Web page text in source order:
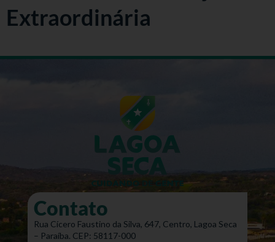
Extraordinária
Contato
Rua Cícero Faustino da Silva, 647, Centro, Lagoa Seca
– Paraíba. CEP: 58117-000